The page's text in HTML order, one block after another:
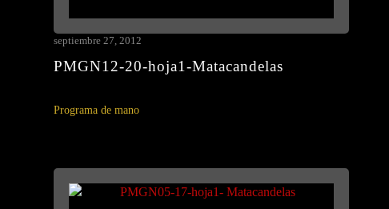
PMGN12-20-hoja1-Matacandelas
septiembre 27, 2012
Programa de mano